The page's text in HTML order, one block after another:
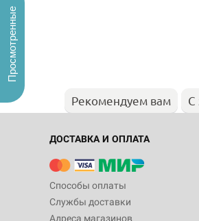
Рекомендуем вам С
ДОСТАВКА И ОПЛАТА
Способы оплаты
Службы доставки
Адреса магазинов
Просмотренные